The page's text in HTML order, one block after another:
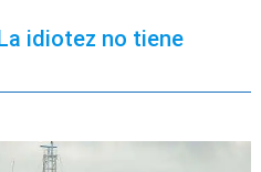
idiotez no tiene